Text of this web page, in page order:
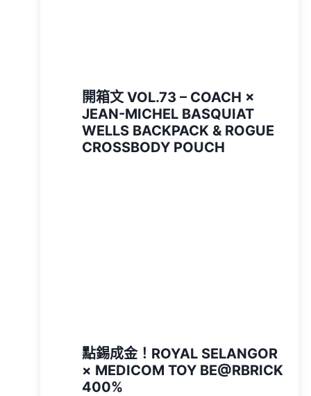
開箱文 VOL.73 – COACH ×
JEAN-MICHEL BASQUIAT
WELLS BACKPACK & ROGUE
CROSSBODY POUCH
點錫成金！ROYAL SELANGOR
× MEDICOM TOY BE@RBRICK
400%